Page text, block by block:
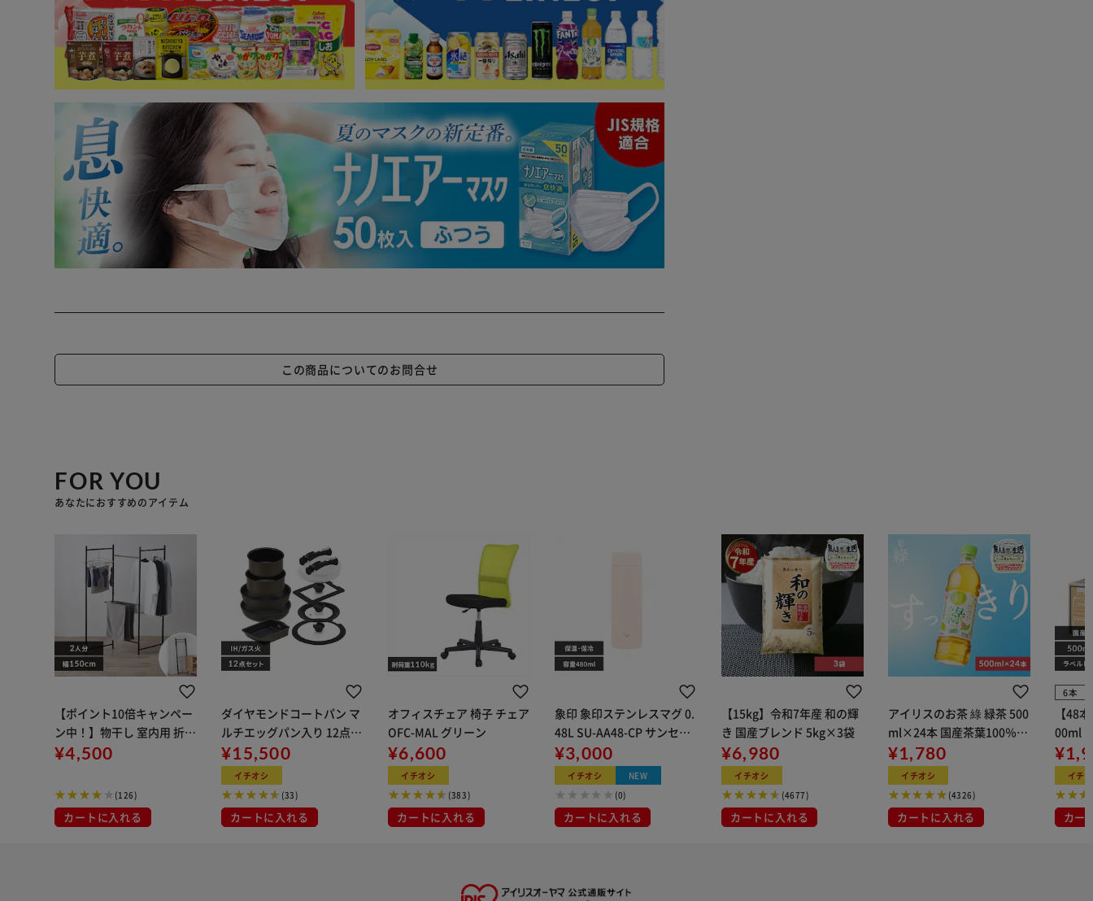
この商品についてのお問合せ
FOR YOU
あなたにおすすめのアイテム
【ポイント10倍キャンペー
ン中！】物干し 室内用 折り
たたみ式 3連 OTM-150R ブ
メ
¥4,500
(126)
カートに入れる
ダイヤモンドコートパン マ
ルチエッグパン入り 12点セ
ット IHガス火対応 MEGI-12
S ブラウンメタリック
¥15,500
イチオシ
(33)
カートに入れる
オフィスチェア 椅子 チェア
OFC-MAL グリーン
¥6,600
イチオシ
(383)
カートに入れる
象印 象印ステンレスマグ 0.
48L SU-AA48-CP サンセッ
トベージュ
¥3,000
イチオシ NEW
(0)
カートに入れる
【15kg】令和7年産 和の輝
き 国産ブレンド 5kg×3袋
¥6,980
イチオシ
(4677)
カートに入れる
アイリスのお茶 綠 緑茶 500
ml×24本 国産茶葉100％使
用
¥1,780
イチオシ
(4326)
カートに入れる
6本
【48
00ml
イチ
カー